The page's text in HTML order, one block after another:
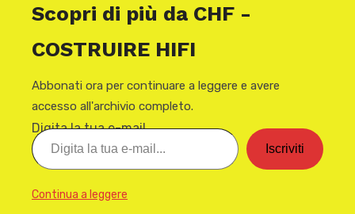
Scopri di più da CHF -
COSTRUIRE HIFI
Abbonati ora per continuare a leggere e avere
accesso all'archivio completo.
Digita la tua e-mail...
Iscriviti
Continua a leggere